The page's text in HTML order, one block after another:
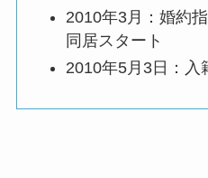
2010年3月：婚約
同居スタート
2010年5月3日：入